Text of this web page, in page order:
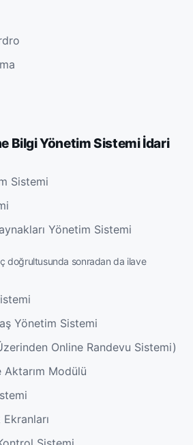
Bilgi Yönetim Sistemi İdari
Sistemi
Yönetim Sistemi
doğrultusunda sonradan da ilave
Yönetim Sistemi
Online Randevu Sistemi)
Modülü